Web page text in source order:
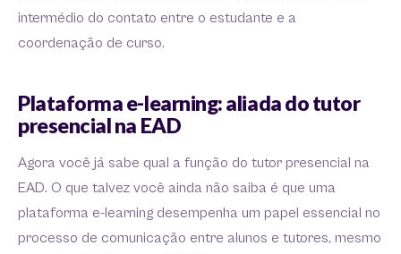
intermédio do contato entre o estudante e a
coordenação de curso.
Plataforma e-learning: aliada do tutor
presencial na EAD
Agora você já sabe qual a função do tutor presencial na
EAD. O que talvez você ainda não saiba é que uma
plataforma e-learning desempenha um papel essencial no
processo de comunicação entre alunos e tutores, mesmo